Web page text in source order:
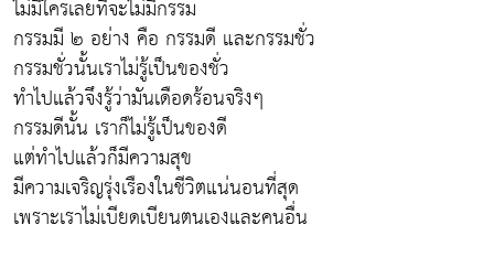
ไม่มีใครเลยที่จะไม่มีกรรม
กรรมมี ๒ อย่าง คือ กรรมดี และกรรมชั่ว
กรรมชั่วนั้นเราไม่รู้เป็นของชั่ว
ทำไปแล้วจึงรู้ว่ามันเดือดร้อนจริงๆ
กรรมดีนั้น เราก็ไม่รู้เป็นของดี
แต่ทำไปแล้วก็มีความสุข
มีความเจริญรุ่งเรืองในชีวิตแน่นอนที่สุด
เพราะเราไม่เบียดเบียนตนเองและคนอื่น